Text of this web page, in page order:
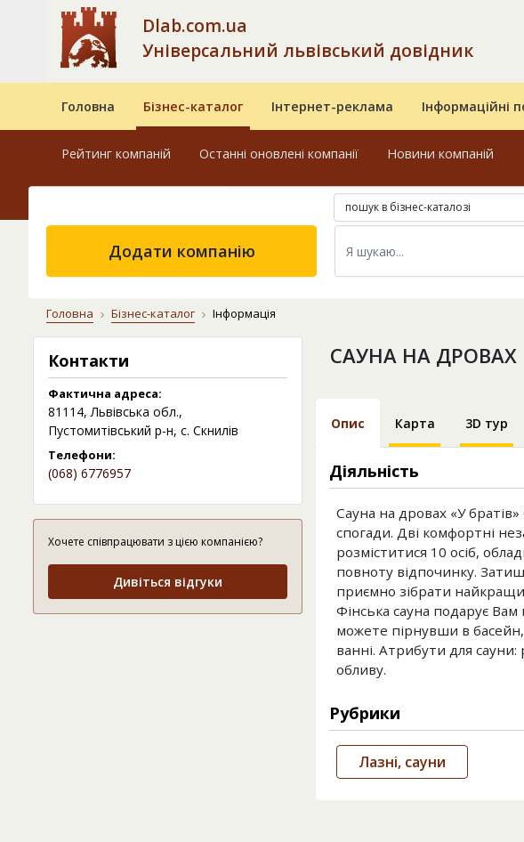
Dlab.com.ua
Універсальний львівський довідник
Головна Бізнес-каталог Інтернет-реклама Інформаційні
Рейтинг компаній Останні оновлені компанії Новини компаній
пошук в бізнес-каталозі
Додати компанію
Головна Бізнес-каталог Інформація
Контакти
Фактична адреса:
81114, Львівська обл.,
Пустомитівський р-н, с. Скнилів
Телефони:
(068) 6776957
Хочете співпрацювати з цією компанією?
Дивіться відгуки
САУНА НА ДРОВАХ
Опис Карта 3D тур
Діяльність
Сауна на дровах «У
спогади. Дві комфортні
розміститися 10 осіб,
повноту відпочинку.
приємно зібрати
Фінська сауна подарує
можете пірнувши в
ванні. Атрибути для
обливу.
Рубрики
Лазні, сауни